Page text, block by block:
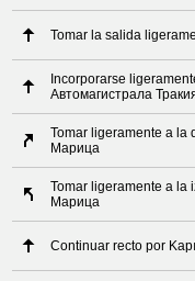
Tomar la salida
Incorporarse
Автомагистрала
Tomar ligeramente a la
Марица
Tomar ligeramente a la
Марица
Continuar recto por